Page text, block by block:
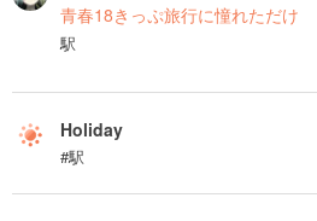
青春18きっぷ旅行に憧れただけ
駅
Holiday
#駅